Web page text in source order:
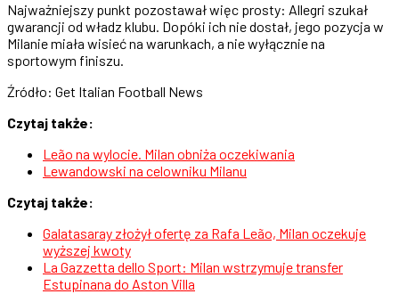
Najważniejszy punkt pozostawał więc prosty: Allegri szukał
gwarancji od władz klubu. Dopóki ich nie dostał, jego pozycja w
Milanie miała wisieć na warunkach, a nie wyłącznie na
sportowym finiszu.
Źródło: Get Italian Football News
Czytaj także:
Leão na wylocie. Milan obniża oczekiwania
Lewandowski na celowniku Milanu
Czytaj także:
Galatasaray złożył ofertę za Rafa Leão, Milan oczekuje
wyższej kwoty
La Gazzetta dello Sport: Milan wstrzymuje transfer
Estupinana do Aston Villa